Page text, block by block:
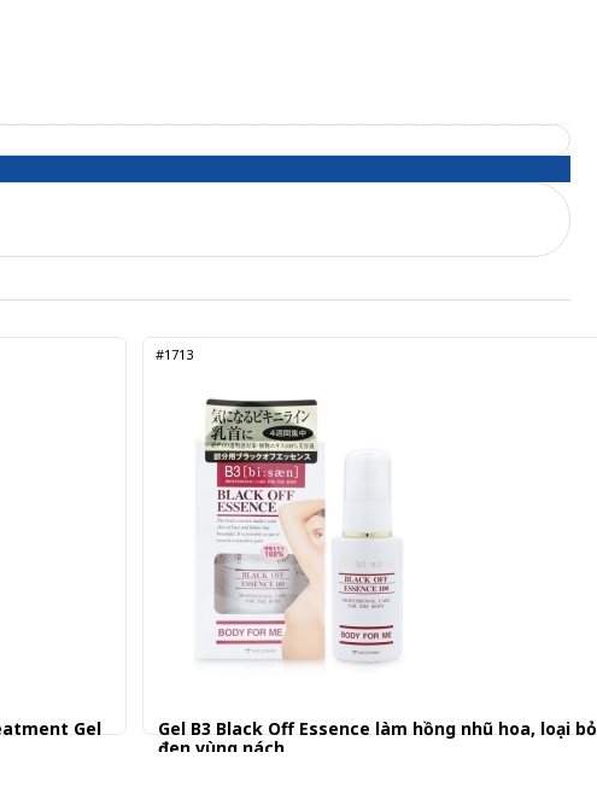
Gel
#1713
Gel B3 Black Off Essence làm hồng nhũ hoa, loại
đen vùng nách